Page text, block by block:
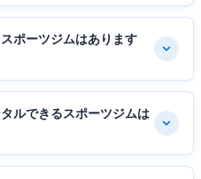
ポーツジムはあります
ルできるスポーツジムは